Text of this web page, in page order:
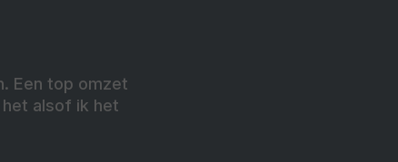
Een top omzet
alsof ik het